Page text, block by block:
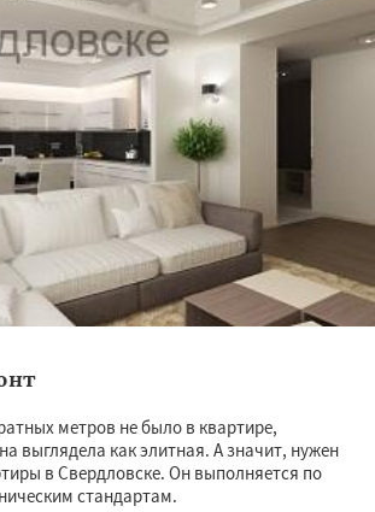
метров не было в квартире,
выглядела как элитная. А значит, нужен
в Свердловске. Он выполняется по
стандартам.